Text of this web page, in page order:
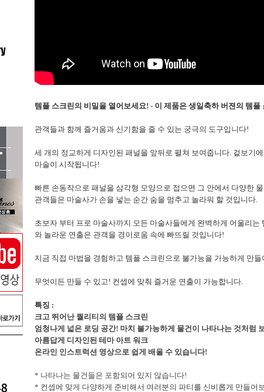
템플 스크린의 비밀을 열어보세요! - 이 제품은 생일축하 버젼의 템플
관객들과 함께 즐거움과 신기함을 줄 수 있는 궁극의 도구입니다!
세 개의 정교하게 디자인된 패널을 앞뒤로 펼쳐 보여줍니다. 겉보기
마술이 시작됩니다!
빠른 손동작으로 패널을 삼각형 모양으로 접으면 그 안에서 다양한
관객들은 마술사가 손을 넣는 순간 숨을 멈추고 놀라워 할 것입니다.
초보자 부터 프로 마술사까지 모든 마술사들에게 완벽하게 어울리
와 놀라운 연출은 관객을 경이로움 속에 빠뜨릴 것입니다!
지금 직접 마법을 경험하고 템플 스크린으로 불가능을 가능하게 만들
무엇이든 만들 수 있고! 컨셉에 맞춰 즐거운 연출이 가능합니다.
특징 :
크고 뛰어난 퀄리티의 템플 스크린
엄청나게 넓은 로딩 공간! 마치 불가능하게 물건이 나타나는 것처럼
아름답게 디자인된 테마 아트 워크
온라인 인스트럭션 영상으로 쉽게 배울 수 있습니다!
* 나타나는 물건들은 포함되어 있지 않습니다!
* 컨셉에 맞게 다양하게 준비해서 여러분의 파티를 신비롭게 만들어